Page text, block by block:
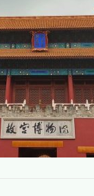
朝、清
文明发